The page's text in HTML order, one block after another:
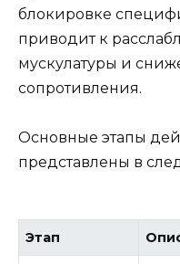
блокировке
приводит к
мускулатуры и
сопротивления.
Основные этапы
представлены в
Этап